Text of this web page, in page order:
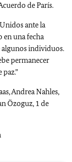
de París.
ante la
en una fecha
individuos.
permanecer
Andrea Nahles,
Özoguz, 1 de